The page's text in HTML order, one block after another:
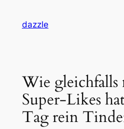
dazzle
Wie gleichfalls
Super-Likes
Tag rein